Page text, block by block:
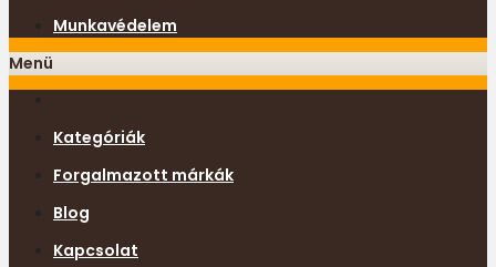
Munkavédelem
Menü
Kategóriák
Forgalmazott márkák
Blog
Kapcsolat